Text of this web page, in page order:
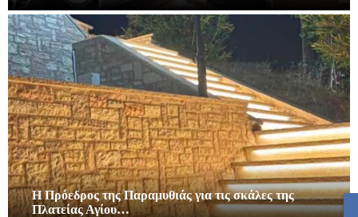
Η Πρόεδρος της Παραμυθιάς για τις σκάλες της
Πλατείας Αγίου…